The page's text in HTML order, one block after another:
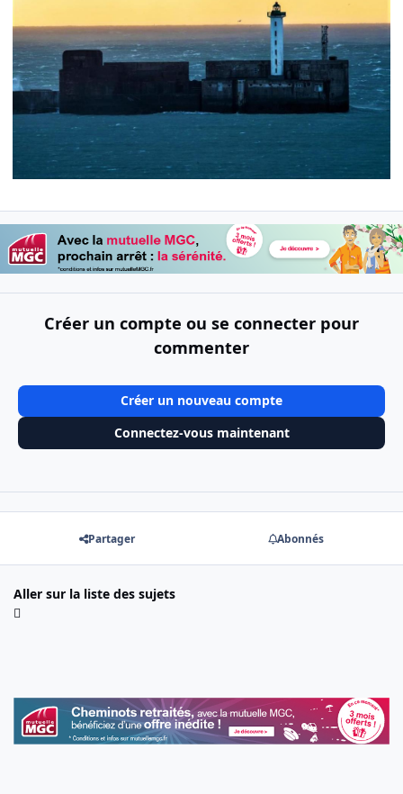
Créer un compte ou se connecter pour
commenter
Créer un nouveau compte
Connectez-vous maintenant
Partager Abonnés
Aller sur la liste des sujets